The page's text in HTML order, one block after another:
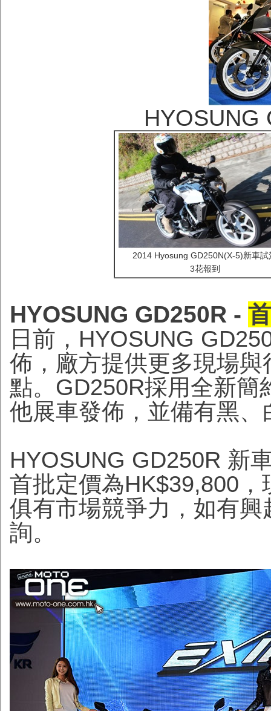
HYOSUNG
2014 Hyosung GD250N(X-5)新車試
3花報到
HYOSUNG GD250R -
日前，HYOSUNG
佈，廠方提供更多現場
點。GD250R採用全新簡
他展車發佈，並備有黑
HYOSUNG GD250R 新
首批定價為HK$39,800
俱有市場競爭力，如有
詢。